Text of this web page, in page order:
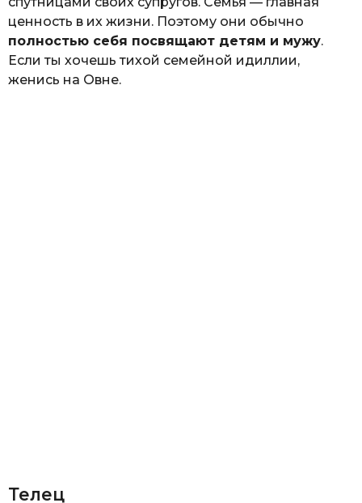
ценность в их жизни. Поэтому они обычно
полностью себя посвящают детям и мужу.
Если ты хочешь тихой семейной идиллии,
женись на Овне.
Телец